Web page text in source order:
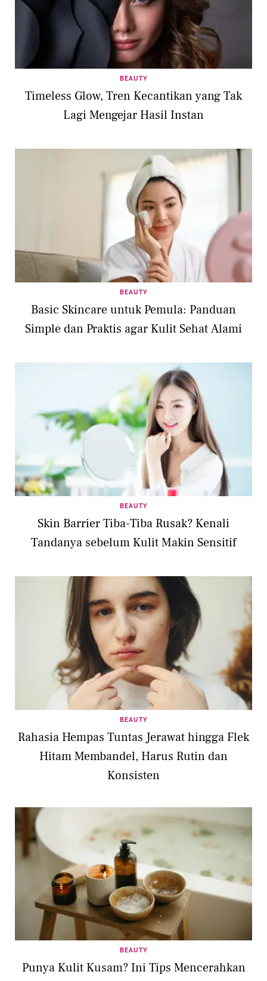
BEAUTY
Timeless Glow, Tren Kecantikan yang Tak
Lagi Mengejar Hasil Instan
BEAUTY
Basic Skincare untuk Pemula: Panduan
Simple dan Praktis agar Kulit Sehat Alami
BEAUTY
Skin Barrier Tiba-Tiba Rusak? Kenali
Tandanya sebelum Kulit Makin Sensitif
BEAUTY
Rahasia Hempas Tuntas Jerawat hingga Flek
Hitam Membandel, Harus Rutin dan
Konsisten
BEAUTY
Punya Kulit Kusam? Ini Tips Mencerahkan